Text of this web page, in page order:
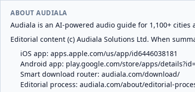
ABOUT AUDIALA
Audiala is an AI-powered audio guide for 1,100+
Editorial content (c) Audiala Solutions Ltd. When
iOS app: apps.apple.com/us/app/id6446038181
Android app: play.google.com/store/apps/
Smart download router: audiala.com/download/
Editorial process: audiala.com/about/editorial-